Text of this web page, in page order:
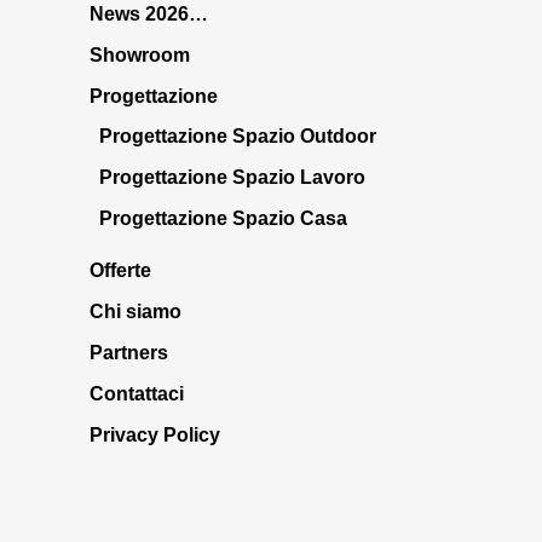
News 2026…
Showroom
Progettazione
Progettazione Spazio Outdoor
Progettazione Spazio Lavoro
Progettazione Spazio Casa
Offerte
Chi siamo
Partners
Contattaci
Privacy Policy